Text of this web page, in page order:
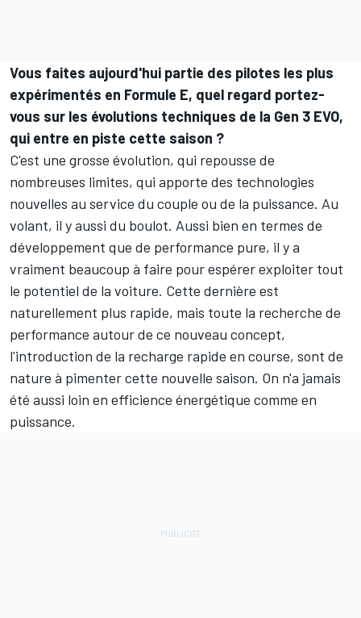
Vous faites aujourd'hui partie des pilotes les plus
expérimentés en Formule E, quel regard portez-
vous sur les évolutions techniques de la Gen 3 EVO,
qui entre en piste cette saison ?
C'est une grosse évolution, qui repousse de
nombreuses limites, qui apporte des technologies
nouvelles au service du couple ou de la puissance. Au
volant, il y aussi du boulot. Aussi bien en termes de
développement que de performance pure, il y a
vraiment beaucoup à faire pour espérer exploiter tout
le potentiel de la voiture. Cette dernière est
naturellement plus rapide, mais toute la recherche de
performance autour de ce nouveau concept,
l'introduction de la recharge rapide en course, sont de
nature à pimenter cette nouvelle saison. On n'a jamais
été aussi loin en efficience énergétique comme en
puissance.